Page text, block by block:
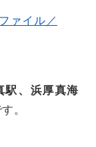
ァイル／
駅、浜厚真海
。